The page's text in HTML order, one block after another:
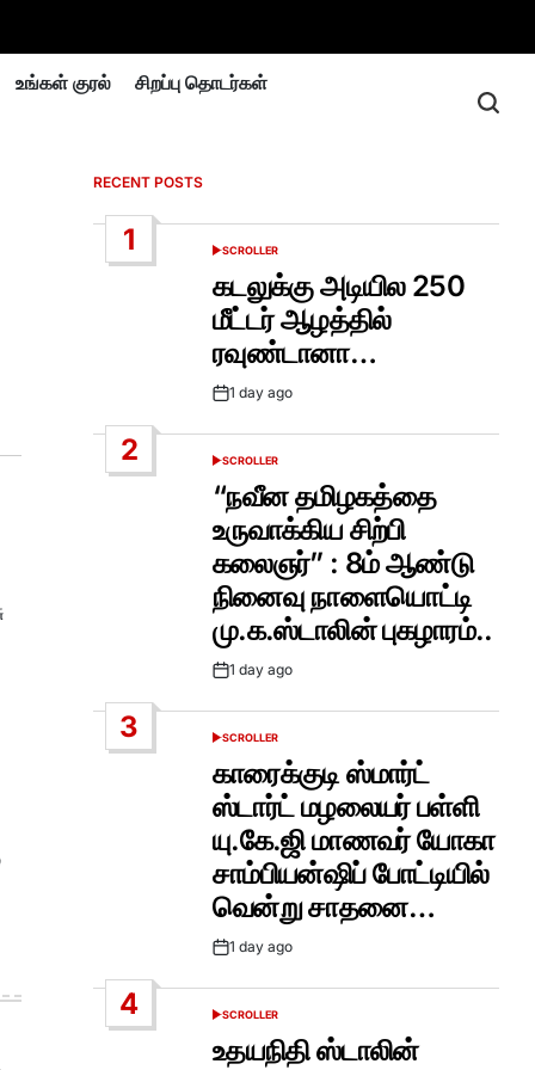
உங்கள் குரல் சிறப்பு தொடர்கள்
RECENT POSTS
1
POSTED
SCROLLER
கடலுக்கு அடியில 250
மீட்டர் ஆழத்தில்
ரவுண்டானா…
Post1 day ago
2
POSTED
SCROLLER
“நவீன தமிழகத்தை
உருவாக்கிய சிற்பி
கலைஞர்” : 8ம் ஆண்டு
நினைவு நாளையொட்டி
மு.க.ஸ்டாலின் புகழாரம்..
Post1 day ago
3
POSTED
SCROLLER
காரைக்குடி ஸ்மார்ட்
ஸ்டார்ட் மழலையர் பள்ளி
யு.கே.ஜி மாணவர் யோகா
சாம்பியன்ஷிப் போட்டியில்
வென்று சாதனை…
Post1 day ago
4
POSTED
SCROLLER
உதயநிதி ஸ்டாலின்